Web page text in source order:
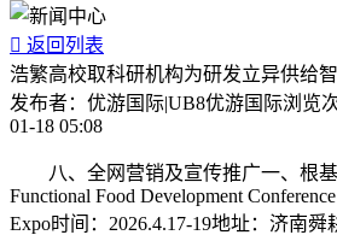
 返回列表
浩繁高校取科研机构为研发立异供给智
发布者： 优游国际|UB8优游国际浏览
01-18 05:08
八、全网营销及宣传推广一、根基
Functional Food Development
Expo时间：2026.4.17-19地址：济南